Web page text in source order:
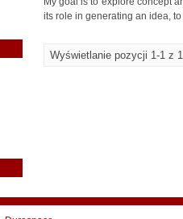
its role in generating an idea,
Wyświetlanie pozycji 1-1 z 1